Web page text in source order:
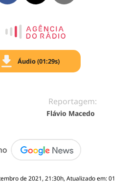
Áudio (01:29s)
Reportagem:
Flávio Macedo
de 2021, 21:30h, Atualizado em: 01